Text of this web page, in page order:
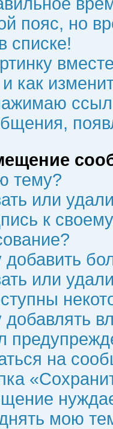
пояс, но
списке!
как
тему?
или
к
или
на
мою